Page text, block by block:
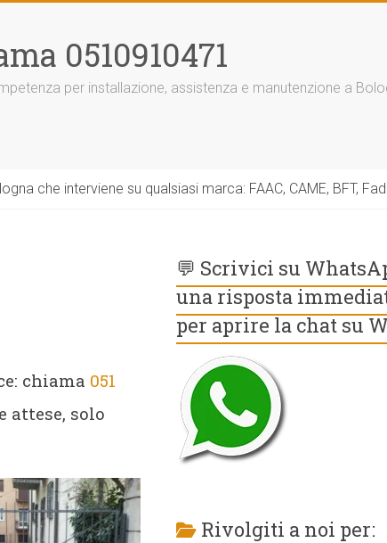
0510910471
per installazione, assistenza e manutenzione a
che interviene su qualsiasi marca: FAAC, CAME, BFT,
chiama 051
attese, solo
💬 Scrivici su
una risposta
per aprire la chat su
Rivolgiti a noi per: